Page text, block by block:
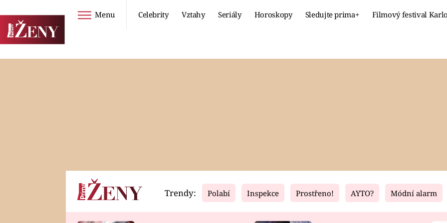
Menu Celebrity Vztahy Seriály Horoskopy Sledujte prima+ Filmový festival
Horoskopy Video Fresh Living
Trendy: Polabí Inspekce Prostřeno! AYTO? Módní alarm